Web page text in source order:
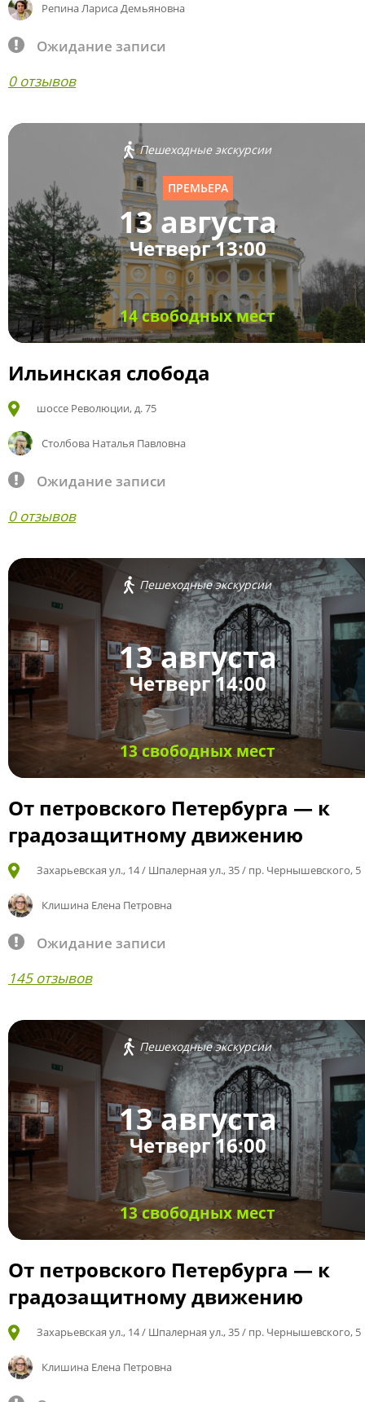
Репина Лариса Демьяновна
Ожидание записи
0 отзывов
Пешеходные экскурсии
ПРЕМЬЕРА
13 августа
Четверг 13:00
14 свободных мест
Ильинская слобода
шоссе Революции, д. 75
Столбова Наталья Павловна
Ожидание записи
0 отзывов
Пешеходные экскурсии
13 августа
Четверг 14:00
13 свободных мест
От петровского Петербурга — к
градозащитному движению
Захарьевская ул., 14 / Шпалерная ул., 35 / пр. Чернышевского, 5
Клишина Елена Петровна
Ожидание записи
145 отзывов
Пешеходные экскурсии
13 августа
Четверг 16:00
13 свободных мест
От петровского Петербурга — к
градозащитному движению
Захарьевская ул., 14 / Шпалерная ул., 35 / пр. Чернышевского, 5
Клишина Елена Петровна